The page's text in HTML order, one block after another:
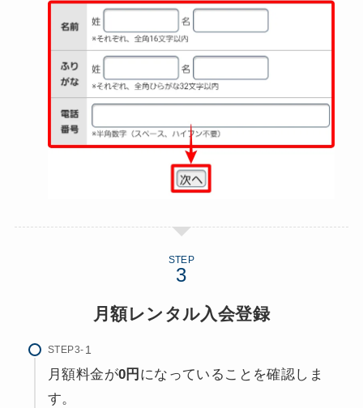
STEP
月額レンタル入会登録
STEP3-
月額料金が0円 になっていることを確認しま
す。